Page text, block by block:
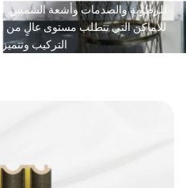
للرطوبة والصدمات وأشعة الشمس.
للأماكن التي تتطلب مستوى عالٍ من
التركيب